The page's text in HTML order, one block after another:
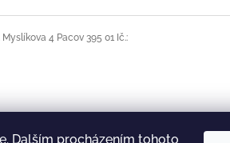
Dalším procházením tohoto
Myslíkova 4 Pacov 395 01 Ič.: